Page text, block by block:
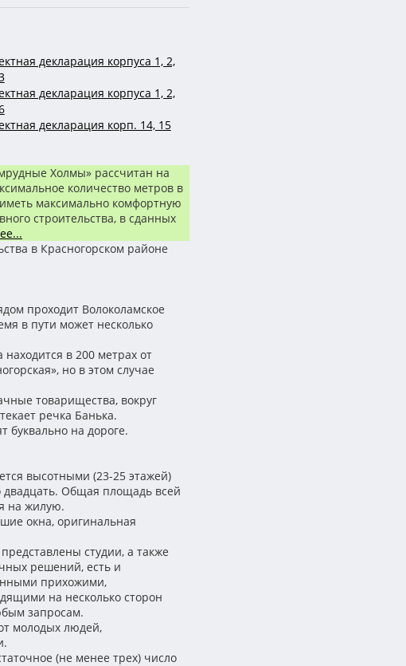
декларация корпуса 1, 2,
декларация корпуса 1, 2,
декларация корп. 14, 15
Холмы» рассчитан на
количество метров в
максимально комфортную
строительства, в сданных
в Красногорском районе
проходит Волоколамское
в пути может несколько
в 200 метрах от
но в этом случае
товарищества, вокруг
речка Банька.
буквально на дороге.
высотными (23-25 этажей)
Общая площадь всей
на жилую.
окна, оригинальная
студии, а также
решений, есть и
прихожими,
на несколько сторон
запросам.
молодых людей,
(не менее трех) число